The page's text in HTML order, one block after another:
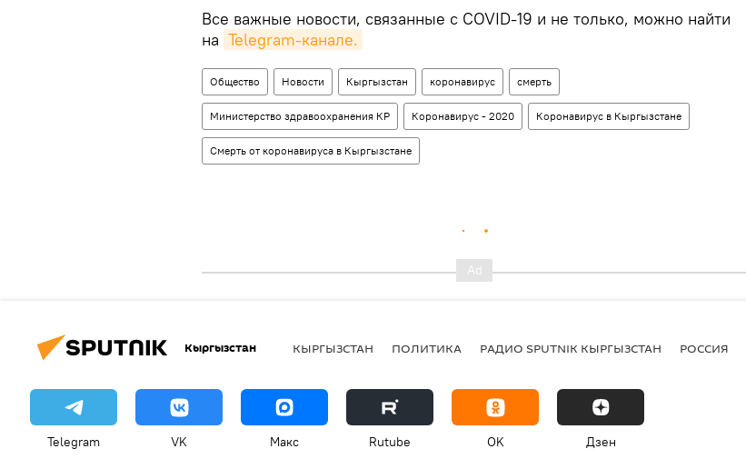
Все важные новости, связанные с COVID-19 и не только, можно найти
на Telegram-канале.
Общество Новости Кыргызстан коронавирус смерть
Министерство здравоохранения КР Коронавирус - 2020 Коронавирус в Кыргызстане
Смерть от коронавируса в Кыргызстане
Кыргызстан КЫРГЫЗСТАН ПОЛИТИКА РАДИО SPUTNIK КЫРГЫЗСТАН РОССИЯ
Telegram VK Макс Rutube OK Дзен